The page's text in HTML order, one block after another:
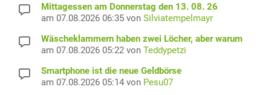
Mittagessen am Donnerstag den 13. 08. 26
am 07.08.2026 06:35 von Silviatempelmayr
Wäscheklammern haben zwei Löcher, aber warum
am 07.08.2026 05:22 von Teddypetzi
Smartphone ist die neue Geldbörse
am 07.08.2026 05:14 von Pesu07